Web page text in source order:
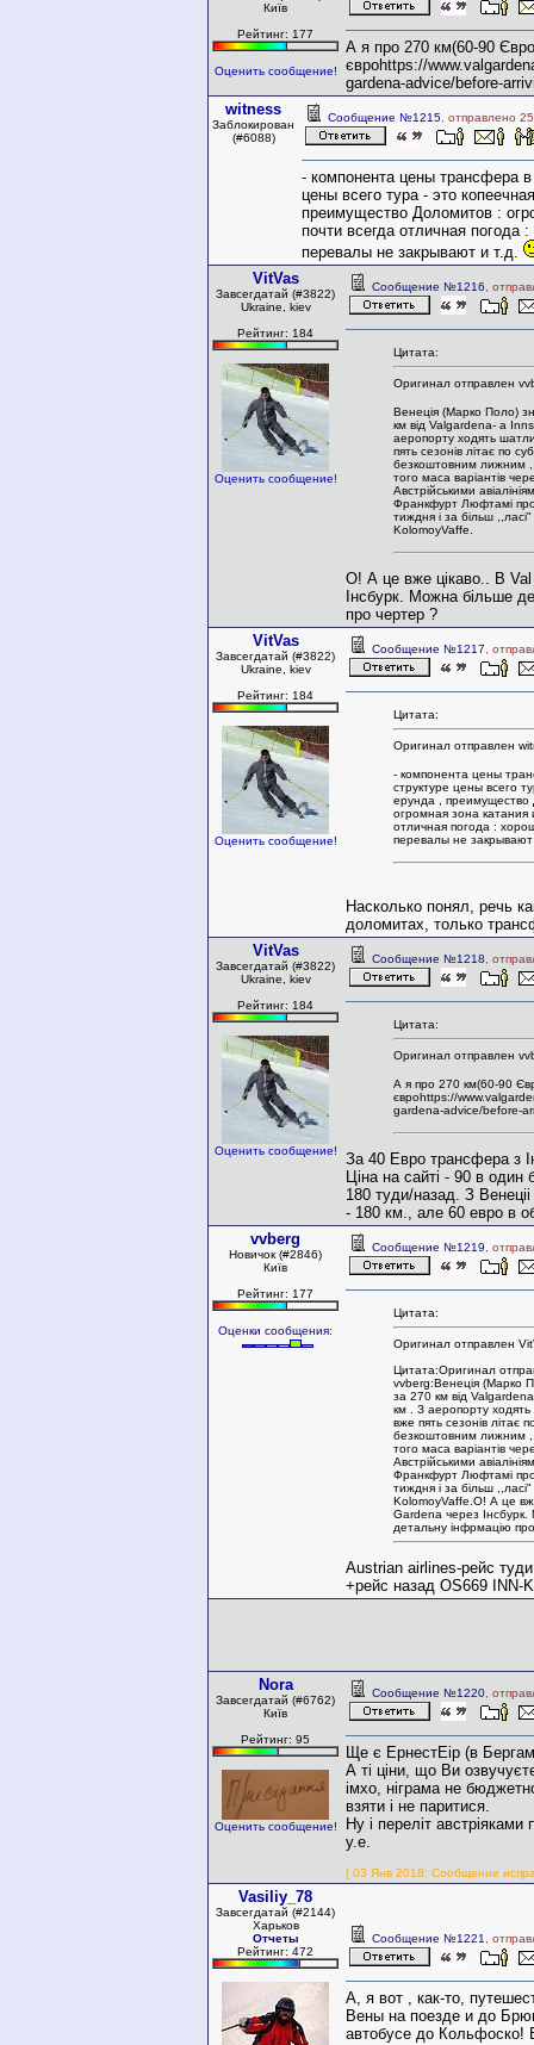
Київ
Рейтинг: 177
Оценить сообщение!
А я про 270 км(60-90
євроhttps://
gardena-advice/before-
witness
Заблокирован
(#6088)
Сообщение №1215 , отправлено
- компонента цены трансфера
цены всего тура - это
преимущество Доломитов :
почти всегда отличная погода
перевалы не закрывают и т.д.
VitVas
Завсегдатай (#3822)
Ukraine, kiev
Рейтинг: 184
Оценить сообщение!
Сообщение №1216 ,
Цитата:
Оригинал отправлен
Венеція (Марко Поло)
км від Valgardena- a
аеропорту ходять
пять сезонів літає по
безкоштовним лижним
того маса варіантів
Австрійськими
Франкфурт Люфтамі
тиждня і за більш ,,ласі"
KolomoyVaffe.
О! А це вже цікаво.. В Val
Інсбурк. Можна більше
про чертер ?
VitVas
Завсегдатай (#3822)
Ukraine, kiev
Рейтинг: 184
Оценить сообщение!
Сообщение №1217 ,
Цитата:
Оригинал отправлен
- компонента цены
структуре цены всего
ерунда , преимущество
огромная зона катания
отличная погода :
перевалы не закрывают
Насколько понял, речь
доломитах, только
VitVas
Завсегдатай (#3822)
Ukraine, kiev
Рейтинг: 184
Оценить сообщение!
Сообщение №1218 ,
Цитата:
Оригинал отправлен
А я про 270 км(60-90
євроhttps://
gardena-advice/before-
За 40 Евро трансфера з
Ціна на сайті - 90 в один
180 туди/назад. З
- 180 км., але 60 евро в
vvberg
Новичок (#2846)
Київ
Рейтинг: 177
Оценки сообщения:
Сообщение №1219 ,
Цитата:
Оригинал отправлен
Цитата:Оригинал
vvberg:Венеція (Марко
за 270 км від
км . З аеропорту
вже пять сезонів літає
безкоштовним лижним
того маса варіантів
Австрійськими
Франкфурт Люфтамі
тиждня і за більш ,,ласі"
KolomoyVaffe.О! А це
Gardena через
детальну інфрмацію
Austrian airlines-рейс
+рейс назад OS669 INN-
Nora
Завсегдатай (#6762)
Київ
Рейтинг: 95
Оценить сообщение!
Сообщение №1220 ,
Ще є ЕрнестЕір (в
А ті ціни, що Ви
імхо, ніграма не
взяти і не паритися.
Ну і переліт
у.е.
[ 03 Янв 2018: Сообщение
Vasiliy_78
Завсегдатай (#2144)
Харьков
Отчеты
Рейтинг: 472
Сообщение №1221 ,
А, я вот , как-то,
Вены на поезде и до
автобусе до Кольфоско!